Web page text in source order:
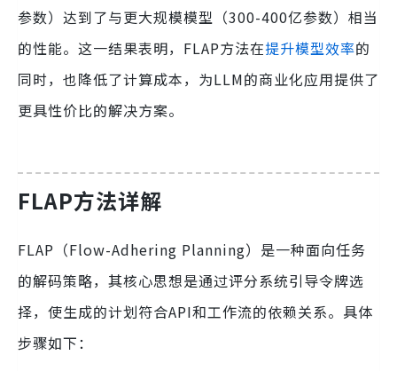
参数）达到了与更大规模模型（300-400亿参数）相当
的性能。这一结果表明，FLAP方法在提升模型效率的
同时，也降低了计算成本，为LLM的商业化应用提供了
更具性价比的解决方案。
FLAP方法详解
FLAP（Flow-Adhering Planning）是一种面向任务
的解码策略，其核心思想是通过评分系统引导令牌选
择，使生成的计划符合API和工作流的依赖关系。具体
步骤如下：